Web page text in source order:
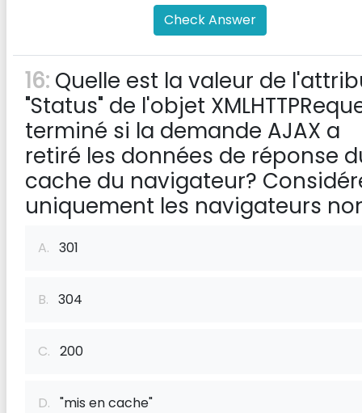
Check Answer
16: Quelle est la valeur de
"Status" de l'objet
terminé si la demande AJAX a
retiré les données de réponse
cache du navigateur?
uniquement les navigateurs
A. 301
B. 304
C. 200
D. "mis en cache"